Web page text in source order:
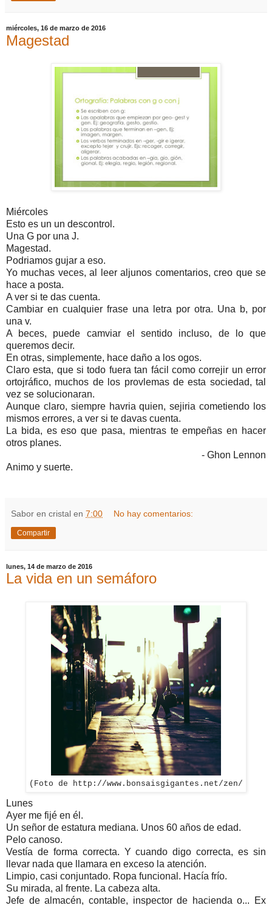
miércoles, 16 de marzo de 2016
Magestad
Miércoles
Esto es un un descontrol.
Una G por una J.
Magestad.
Podriamos gujar a eso.
Yo muchas veces, al leer aljunos comentarios, creo que se
hace a posta.
A ver si te das cuenta.
Cambiar en cualquier frase una letra por otra. Una b, por
una v.
A beces, puede camviar el sentido incluso, de lo que
queremos decir.
En otras, simplemente, hace daño a los ogos.
Claro esta, que si todo fuera tan fácil como correjir un error
ortojráfico, muchos de los provlemas de esta sociedad, tal
vez se solucionaran.
Aunque claro, siempre havria quien, sejiria cometiendo los
mismos errores, a ver si te davas cuenta.
La bida, es eso que pasa, mientras te empeñas en hacer
otros planes.
- Ghon Lennon
Animo y suerte.
Sabor en cristal en 7:00 No hay comentarios:
Compartir
lunes, 14 de marzo de 2016
La vida en un semáforo
(Foto de http://www.bonsaisgigantes.net/zen/
Lunes
Ayer me fijé en él.
Un señor de estatura mediana. Unos 60 años de edad.
Pelo canoso.
Vestía de forma correcta. Y cuando digo correcta, es sin
llevar nada que llamara en exceso la atención.
Limpio, casi conjuntado. Ropa funcional. Hacía frío.
Su mirada, al frente. La cabeza alta.
Jefe de almacén, contable, inspector de hacienda o... Ex